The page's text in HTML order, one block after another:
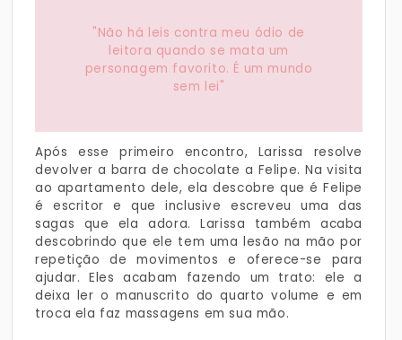
"Não há leis contra meu ódio de
leitora quando se mata um
personagem favorito. É um mundo
sem lei"
Após esse primeiro encontro, Larissa resolve
devolver a barra de chocolate a Felipe. Na visita
ao apartamento dele, ela descobre que é Felipe
é escritor e que inclusive escreveu uma das
sagas que ela adora. Larissa também acaba
descobrindo que ele tem uma lesão na mão por
repetição de movimentos e oferece-se para
ajudar. Eles acabam fazendo um trato: ele a
deixa ler o manuscrito do quarto volume e em
troca ela faz massagens em sua mão.